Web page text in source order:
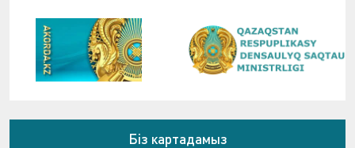
Біз картадамыз